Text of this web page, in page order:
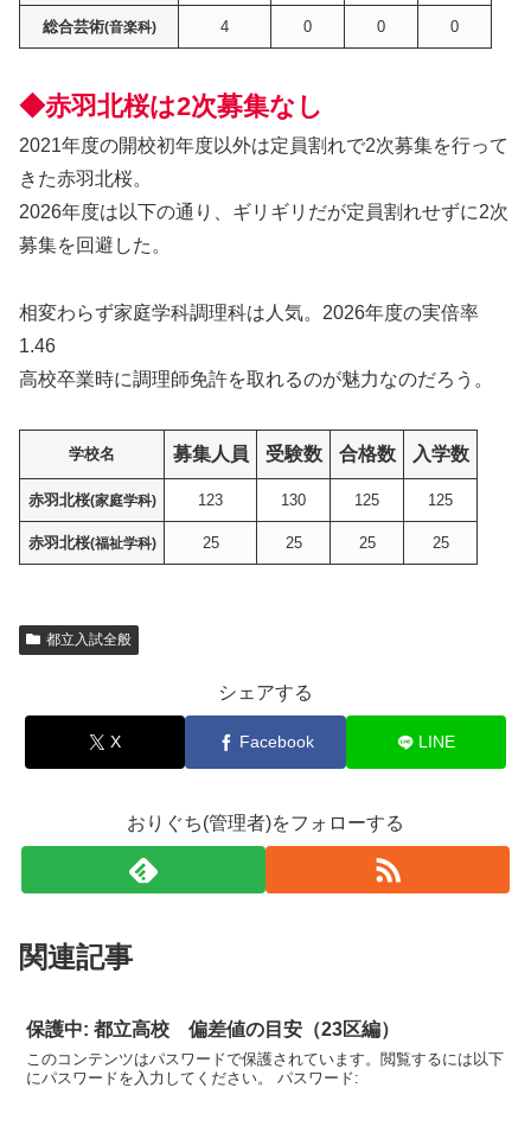
総合芸術(音楽科) 4 0 0 0
◆赤羽北桜は2次募集なし
2021年度の開校初年度以外は定員割れで2次募集を行って
きた赤羽北桜。
2026年度は以下の通り、ギリギリだが定員割れせずに2次
募集を回避した。
相変わらず家庭学科調理科は人気。2026年度の実倍率
1.46
高校卒業時に調理師免許を取れるのが魅力なのだろう。
学校名 募集人員 受験数 合格数 入学数
赤羽北桜(家庭学科) 123 130 125 125
赤羽北桜(福祉学科) 25 25 25 25
都立入試全般
シェアする
X Facebook LINE
おりぐち(管理者)をフォローする
関連記事
保護中: 都立高校 偏差値の目安（23区編）
このコンテンツはパスワードで保護されています。閲覧するには以下
にパスワードを入力してください。 パスワード: